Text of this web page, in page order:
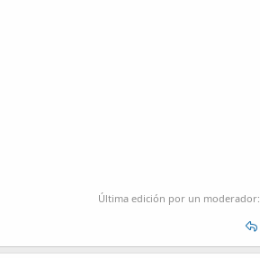
Última edición por un moderador: